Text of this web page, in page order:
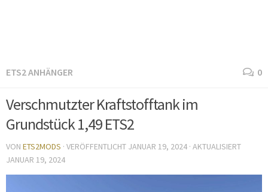
ETS2 ANHÄNGER 0
Verschmutzter Kraftstofftank im
Grundstück 1,49 ETS2
VON ETS2MODS · VERÖFFENTLICHT JANUAR 19, 2024 · AKTUALISIERT
JANUAR 19, 2024